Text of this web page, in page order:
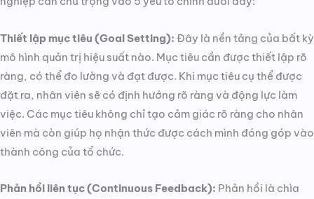
Thiết lập mục tiêu (Goal Setting): Đây là nền tảng của bất kỳ
mô hình quản trị hiệu suất nào. Mục tiêu cần được thiết lập rõ
ràng, có thể đo lường và đạt được. Khi mục tiêu cụ thể được
đặt ra, nhân viên sẽ có định hướng rõ ràng và động lực làm
việc. Các mục tiêu không chỉ tạo cảm giác rõ ràng cho nhân
viên mà còn giúp họ nhận thức được cách mình đóng góp vào
thành công của tổ chức.
Phản hồi liên tục (Continuous Feedback): Phản hồi là chìa